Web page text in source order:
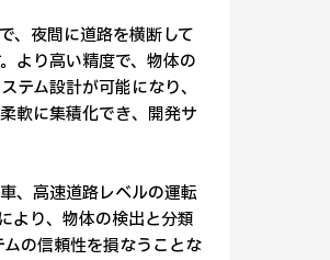
、夜間に道路を横断して
より高い精度で、物体の
テム設計が可能になり、
軟に集積化でき、開発サ
、高速道路レベルの運転
より、物体の検出と分類
の信頼性を損なうことな